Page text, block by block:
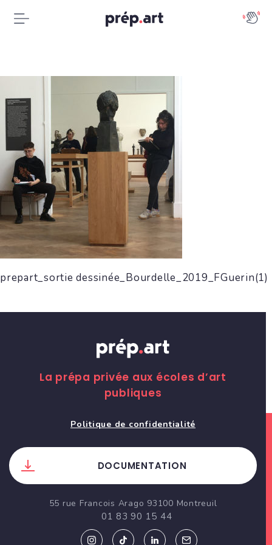
prepart_sortie dessinée_Bourdelle_2019_FGuerin(1)
La prépa privée aux écoles d’art
publiques
Politique de confidentialité
DOCUMENTATION
55 rue Francois Arago 93100 Montreuil
01 83 90 15 44